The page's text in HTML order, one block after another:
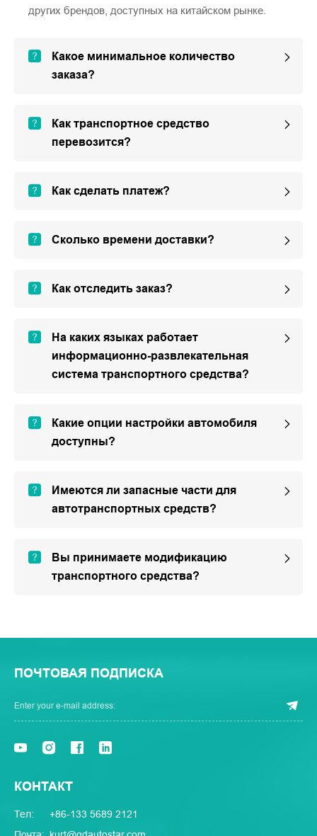
других брендов, доступных на китайском рынке.
Какое минимальное количество
заказа?
Как транспортное средство
перевозится?
Как сделать платеж?
Сколько времени доставки?
Как отследить заказ?
На каких языках работает
информационно-развлекательная
система транспортного средства?
Какие опции настройки автомобиля
доступны?
Имеются ли запасные части для
автотранспортных средств?
Вы принимаете модификацию
транспортного средства?
ПОЧТОВАЯ ПОДПИСКА
КОНТАКТ
Тел:
+86-133 5689 2121